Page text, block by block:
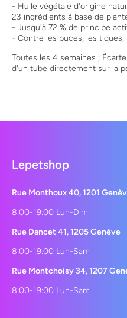
- Huile végétale d'origine
23 ingrédients à base de
- Jusqu'à 72 % de principe
- Contre les puces, les
Toutes les 4 semaines ;
d'un tube directement sur la
Lepetshop
Rue Monthoux 40, 1201
8:00-19:00 Lun-Dim
Rue Dancet 41, 1205 Genève
8:00-19:00 Lun-Sam
Rue Montchoisy 34, 1207
8:00-19:00 Lun-Sam